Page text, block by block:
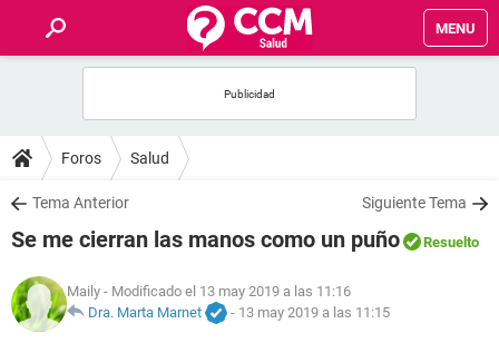
MENU
FOROS
SALUD
NUTRICIÓN
Foros Salud
Tema Anterior Siguiente Tema
Se me cierran las manos como un puño Resuelto
Maily - Modificado el 13 may 2019 a las 11:16
Dra. Marta Marnet
- 13 may 2019 a las 11:15